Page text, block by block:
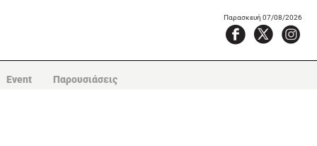
Παρασκευή 07/08/2026
Event Παρουσιάσεις